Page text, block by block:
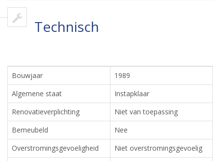
Technisch
Bouwjaar
1989
Algemene staat
Instapklaar
Renovatieverplichting
Niet van toepassing
Bemeubeld
Nee
Overstromingsgevoeligheid
Niet overstromingsgevoelig